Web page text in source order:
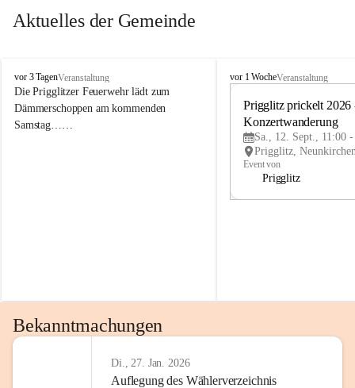
Aktuelles der Gemeinde
P
r
i
g
vor 3 TagenVeranstaltung
Die Prigglitzer Feuerwehr lädt zum
Dämmerschoppen am kommenden
Samstag……
P
vor 1 WocheVeranstaltung
Prigglitz prickelt 2026
Konzertwanderung
Sa., 12. Sept., 11:00
Event von
Prigglitz
Bekanntmachungen
Di., 27. Jan. 2026
Auflegung des Wählerverzeichnis